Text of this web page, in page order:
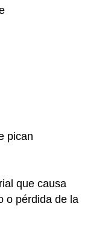
pican
que causa
o pérdida de la